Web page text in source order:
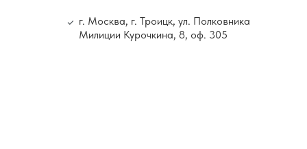
г. Москва, г. Троицк, ул. Полковника
Милиции Курочкина, 8, оф. 305